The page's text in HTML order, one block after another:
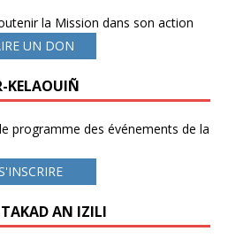
la Mission dans son action
UN DON
KELAOUIÑ
programme des événements de la
S'INSCRIRE
TAKAD AN IZILI